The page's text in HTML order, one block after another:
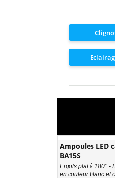
Ampoules LED
BA15S
Ergots plat à 180° -
en couleur blanc et